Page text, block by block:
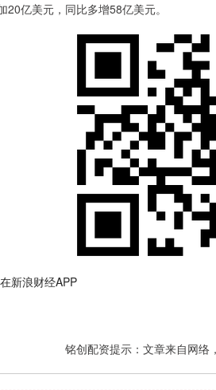
亿美元，同比多增58亿美元。
新浪财经APP
铭创配资提示：文章来自网络